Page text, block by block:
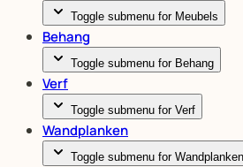
Toggle submenu for Meubels
Behang
Toggle submenu for Behang
Verf
Toggle submenu for Verf
Wandplanken
Toggle submenu for Wandplanken